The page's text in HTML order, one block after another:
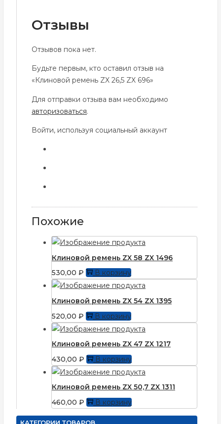
Отзывы
Отзывов пока нет.
Будьте первым, кто оставил отзыв на
«Клиновой ремень ZX 26,5 ZX 696»
Для отправки отзыва вам необходимо
авторизоваться.
Войти, используя социальный аккаунт
Похожие
Клиновой ремень ZX 58 ZX 1496
530,00 ₽ В корзину
Клиновой ремень ZX 54 ZX 1395
520,00 ₽ В корзину
Клиновой ремень ZX 47 ZX 1217
430,00 ₽ В корзину
Клиновой ремень ZX 50,7 ZX 1311
460,00 ₽ В корзину